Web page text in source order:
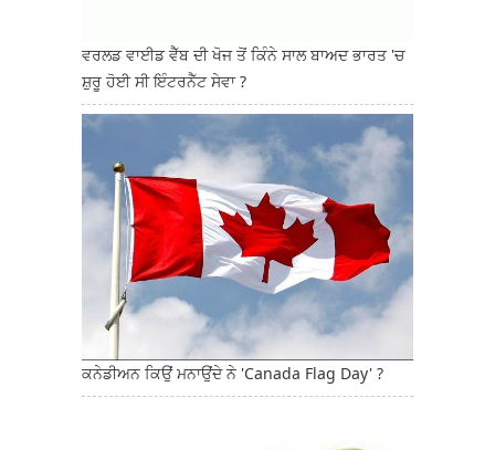
ਵਰਲਡ ਵਾਈਡ ਵੈੱਬ ਦੀ ਖੋਜ ਤੋਂ ਕਿੰਨੇ ਸਾਲ ਬਾਅਦ ਭਾਰਤ 'ਚ
ਸ਼ੁਰੂ ਹੋਈ ਸੀ ਇੰਟਰਨੈੱਟ ਸੇਵਾ ?
ਕਨੇਡੀਅਨ ਕਿਉਂ ਮਨਾਉਂਦੇ ਨੇ 'Canada Flag Day' ?